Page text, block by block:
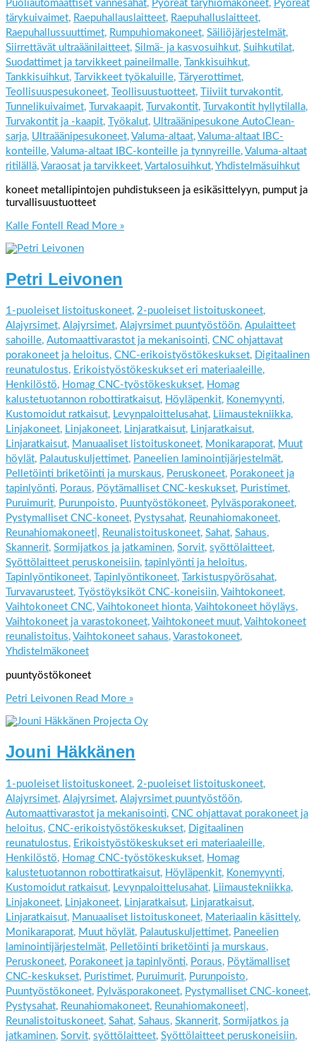
Puoliautomaattiset vannesahat, Pyöreät täryhiomakoneet, Pyöreät
tärykuivaimet, Raepuhallauslaitteet, Raepuhalluslaitteet,
Raepuhallussuuttimet, Rumpuhiomakoneet, Säiliöjärjestelmät,
Siirrettävät ultraäänilaitteet, Silmä- ja kasvosuihkut, Suihkutilat,
Suodattimet ja tarvikkeet paineilmalle, Tankkisuihkut,
Tankkisuihkut, Tarvikkeet työkaluille, Täryerottimet,
Teollisuuspesukoneet, Teollisuustuotteet, Tiiviit turvakontit,
Tunnelikuivaimet, Turvakaapit, Turvakontit, Turvakontit hyllytilalla,
Turvakontit ja -kaapit, Työkalut, Ultraäänipesukone AutoClean-
sarja, Ultraäänipesukoneet, Valuma-altaat, Valuma-altaat IBC-
konteille, Valuma-altaat IBC-konteille ja tynnyreille, Valuma-altaat
ritilällä, Varaosat ja tarvikkeet, Vartalosuihkut, Yhdistelmäsuihkut
koneet metallipintojen puhdistukseen ja esikäsittelyyn, pumput ja
turvallisuustuotteet
Kalle Fontell Read More »
Petri Leivonen
1-puoleiset listoituskoneet, 2-puoleiset listoituskoneet,
Alajyrsimet, Alajyrsimet, Alajyrsimet puuntyöstöön, Apulaitteet
sahoille, Automaattivarastot ja mekanisointi, CNC ohjattavat
porakoneet ja heloitus, CNC-erikoistyöstökeskukset, Digitaalinen
reunatulostus, Erikoistyöstökeskukset eri materiaaleille,
Henkilöstö, Homag CNC-työstökeskukset, Homag
kalustetuotannon robottiratkaisut, Höyläpenkit, Konemyynti,
Kustomoidut ratkaisut, Levynpaloittelusahat, Liimaustekniikka,
Linjakoneet, Linjakoneet, Linjaratkaisut, Linjaratkaisut,
Linjaratkaisut, Manuaaliset listoituskoneet, Monikaraporat, Muut
höylät, Palautuskuljettimet, Paneelien laminointijärjestelmät,
Pelletöinti briketöinti ja murskaus, Peruskoneet, Porakoneet ja
tapinlyönti, Poraus, Pöytämalliset CNC-keskukset, Puristimet,
Puruimurit, Purunpoisto, Puuntyöstökoneet, Pylväsporakoneet,
Pystymalliset CNC-koneet, Pystysahat, Reunahiomakoneet,
Reunahiomakoneet| , Reunalistoituskoneet, Sahat, Sahaus,
Skannerit, Sormijatkos ja jatkaminen, Sorvit, syöttölaitteet,
Syöttölaitteet peruskoneisiin, tapinlyönti ja heloitus,
Tapinlyöntikoneet, Tapinlyöntikoneet, Tarkistuspyörösahat,
Turvavarusteet, Työstöyksiköt CNC-koneisiin, Vaihtokoneet,
Vaihtokoneet CNC, Vaihtokoneet hionta, Vaihtokoneet höyläys,
Vaihtokoneet ja varastokoneet, Vaihtokoneet muut, Vaihtokoneet
reunalistoitus, Vaihtokoneet sahaus, Varastokoneet,
Yhdistelmäkoneet
puuntyöstökoneet
Petri Leivonen Read More »
Jouni Häkkänen
1-puoleiset listoituskoneet, 2-puoleiset listoituskoneet,
Alajyrsimet, Alajyrsimet, Alajyrsimet puuntyöstöön,
Automaattivarastot ja mekanisointi, CNC ohjattavat porakoneet ja
heloitus, CNC-erikoistyöstökeskukset, Digitaalinen
reunatulostus, Erikoistyöstökeskukset eri materiaaleille,
Henkilöstö, Homag CNC-työstökeskukset, Homag
kalustetuotannon robottiratkaisut, Höyläpenkit, Konemyynti,
Kustomoidut ratkaisut, Levynpaloittelusahat, Liimaustekniikka,
Linjakoneet, Linjakoneet, Linjaratkaisut, Linjaratkaisut,
Linjaratkaisut, Manuaaliset listoituskoneet, Materiaalin käsittely,
Monikaraporat, Muut höylät, Palautuskuljettimet, Paneelien
laminointijärjestelmät, Pelletöinti briketöinti ja murskaus,
Peruskoneet, Porakoneet ja tapinlyönti, Poraus, Pöytämalliset
CNC-keskukset, Puristimet, Puruimurit, Purunpoisto,
Puuntyöstökoneet, Pylväsporakoneet, Pystymalliset CNC-koneet,
Pystysahat, Reunahiomakoneet, Reunahiomakoneet| ,
Reunalistoituskoneet, Sahat, Sahaus, Skannerit, Sormijatkos ja
jatkaminen, Sorvit, syöttölaitteet, Syöttölaitteet peruskoneisiin,